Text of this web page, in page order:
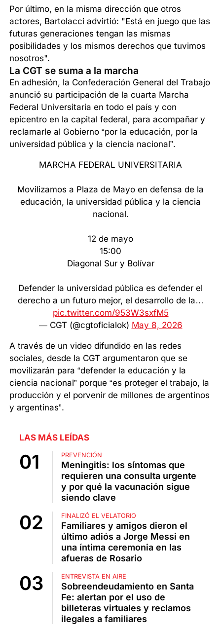
Por último, en la misma dirección que otros
actores, Bartolacci advirtió: "Está en juego que las
futuras generaciones tengan las mismas
posibilidades y los mismos derechos que tuvimos
nosotros".
La CGT se suma a la marcha
En adhesión, la Confederación General del Trabajo
anunció su participación de la cuarta Marcha
Federal Universitaria en todo el país y con
epicentro en la capital federal, para acompañar y
reclamarle al Gobierno “por la educación, por la
universidad pública y la ciencia nacional”.
MARCHA FEDERAL UNIVERSITARIA
Movilizamos a Plaza de Mayo en defensa de la
educación, la universidad pública y la ciencia
nacional.
12 de mayo
15:00
Diagonal Sur y Bolívar
Defender la universidad pública es defender el
derecho a un futuro mejor, el desarrollo de la…
pic.twitter.com/953W3sxfM5
— CGT (@cgtoficialok) May 8, 2026
A través de un video difundido en las redes
sociales, desde la CGT argumentaron que se
movilizarán para “defender la educación y la
ciencia nacional” porque “es proteger el trabajo, la
producción y el porvenir de millones de argentinos
y argentinas”.
LAS MÁS LEÍDAS
PREVENCIÓN
Meningitis: los síntomas que
requieren una consulta urgente
y por qué la vacunación sigue
siendo clave
FINALIZÓ EL VELATORIO
Familiares y amigos dieron el
último adiós a Jorge Messi en
una íntima ceremonia en las
afueras de Rosario
ENTREVISTA EN AIRE
Sobreendeudamiento en Santa
Fe: alertan por el uso de
billeteras virtuales y reclamos
ilegales a familiares